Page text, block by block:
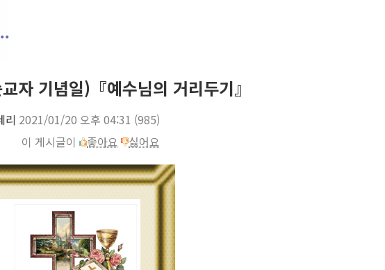
기념일)『예수님의 거리두기』
리 2021/01/20 오후 04:31 (985)
이 게시글이
좋아요 싫어요